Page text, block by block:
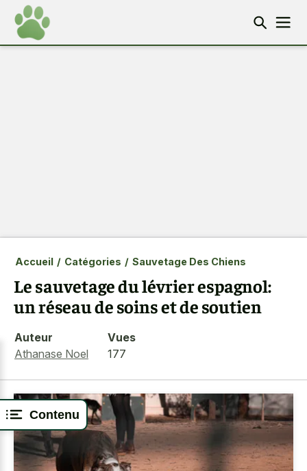
Contenu
Accueil / Catégories / Sauvetage Des Chiens
Le sauvetage du lévrier espagnol:
un réseau de soins et de soutien
Auteur
Athanase Noel
Vues
177